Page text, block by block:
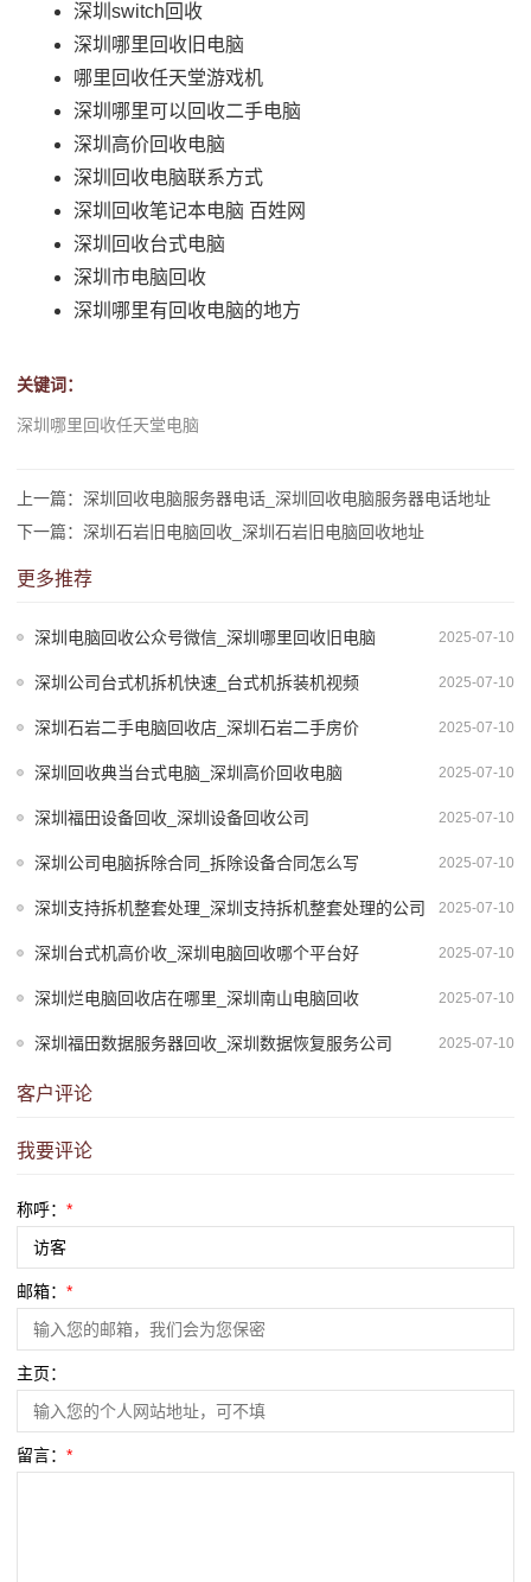
深圳switch回收
深圳哪里回收旧电脑
哪里回收任天堂游戏机
深圳哪里可以回收二手电脑
深圳高价回收电脑
深圳回收电脑联系方式
深圳回收笔记本电脑 百姓网
深圳回收台式电脑
深圳市电脑回收
深圳哪里有回收电脑的地方
关键词：
深圳哪里回收任天堂电脑
上一篇：深圳回收电脑服务器电话_深圳回收电脑服务器电话地址
下一篇：深圳石岩旧电脑回收_深圳石岩旧电脑回收地址
更多推荐
2025-07-10
深圳电脑回收公众号微信_深圳哪里回收旧电脑
2025-07-10
深圳公司台式机拆机快速_台式机拆装机视频
2025-07-10
深圳石岩二手电脑回收店_深圳石岩二手房价
2025-07-10
深圳回收典当台式电脑_深圳高价回收电脑
2025-07-10
深圳福田设备回收_深圳设备回收公司
2025-07-10
深圳公司电脑拆除合同_拆除设备合同怎么写
2025-07-10
深圳支持拆机整套处理_深圳支持拆机整套处理的公司
2025-07-10
深圳台式机高价收_深圳电脑回收哪个平台好
2025-07-10
深圳烂电脑回收店在哪里_深圳南山电脑回收
2025-07-10
深圳福田数据服务器回收_深圳数据恢复服务公司
客户评论
我要评论
称呼： *
邮箱： *
主页：
留言： *